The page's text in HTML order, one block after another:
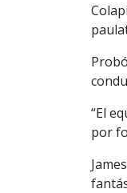
“El
por